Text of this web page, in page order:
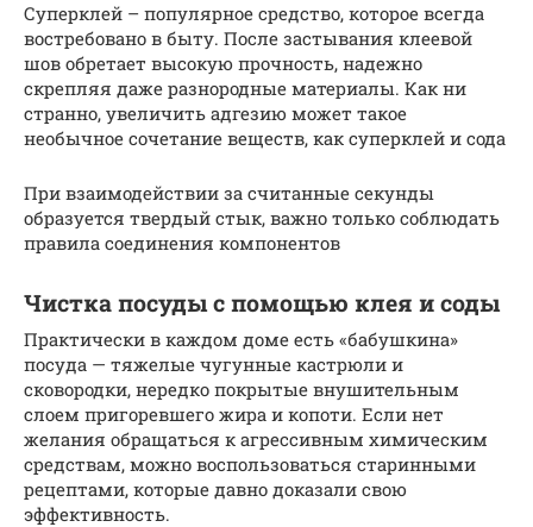
Суперклей – популярное средство, которое всегда
востребовано в быту. После застывания клеевой
шов обретает высокую прочность, надежно
скрепляя даже разнородные материалы. Как ни
странно, увеличить адгезию может такое
необычное сочетание веществ, как суперклей и сода
При взаимодействии за считанные секунды
образуется твердый стык, важно только соблюдать
правила соединения компонентов
Чистка посуды с помощью клея и соды
Практически в каждом доме есть «бабушкина»
посуда — тяжелые чугунные кастрюли и
сковородки, нередко покрытые внушительным
слоем пригоревшего жира и копоти. Если нет
желания обращаться к агрессивным химическим
средствам, можно воспользоваться старинными
рецептами, которые давно доказали свою
эффективность.